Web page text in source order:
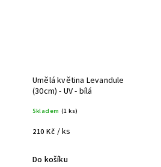
Umělá květina Levandule
(30cm) - UV - bílá
Skladem (1 ks)
210 Kč / ks
Do košíku